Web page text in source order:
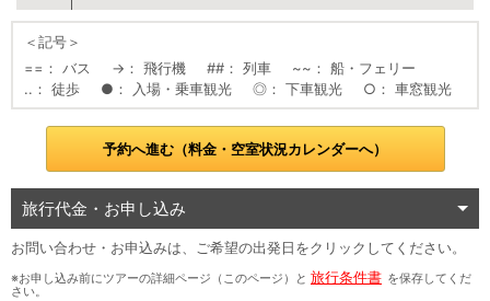
＜記号＞
==
バス → 飛行機 ## 列車 ~~
船・フェリー
..
徒歩 ● 入場・乗車観光 ◎ 下車観光 ○ 車窓観光
予約へ進む（料金・空室状況カレンダーへ）
旅行代金・お申し込み
お問い合わせ・お申込みは、ご希望の出発日をクリックしてください。
※お申し込み前にツアーの詳細ページ（このページ）と 旅行条件書 を保存してくだ
さい。